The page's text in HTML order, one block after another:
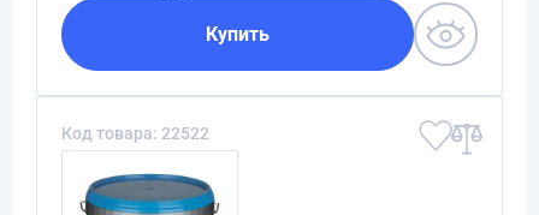
Купить
Код товара: 22522